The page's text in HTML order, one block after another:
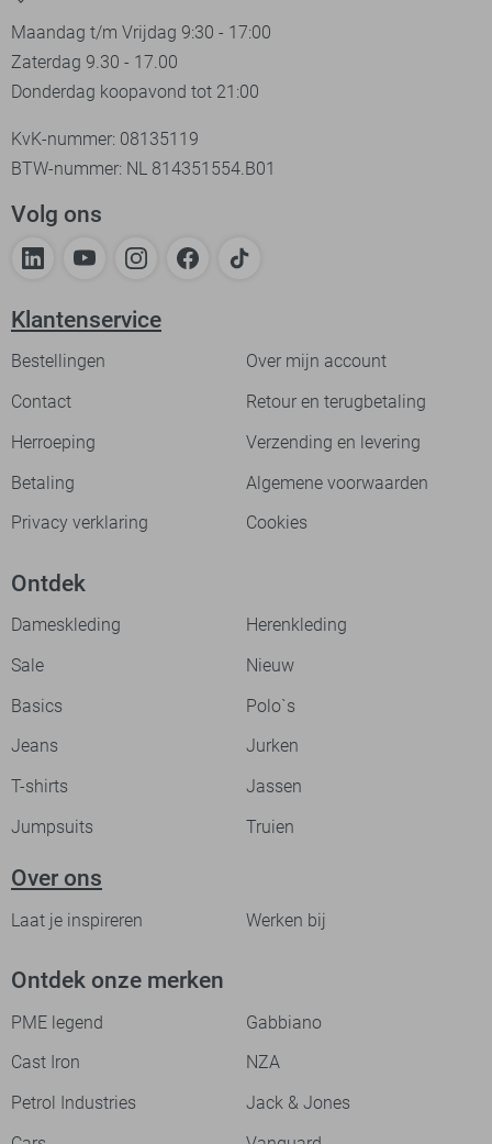
Maandag t/m Vrijdag 9:30 - 17:00
Zaterdag 9.30 - 17.00
Donderdag koopavond tot 21:00
KvK-nummer: 08135119
BTW-nummer: NL 814351554.B01
Volg ons
Klantenservice
Bestellingen
Over mijn account
Contact
Retour en terugbetaling
Herroeping
Verzending en levering
Betaling
Algemene voorwaarden
Privacy verklaring
Cookies
Ontdek
Dameskleding
Herenkleding
Sale
Nieuw
Basics
Polo`s
Jeans
Jurken
T-shirts
Jassen
Jumpsuits
Truien
Over ons
Laat je inspireren Werken bij
Ontdek onze merken
PME legend
Gabbiano
Cast Iron
NZA
Petrol Industries
Jack & Jones